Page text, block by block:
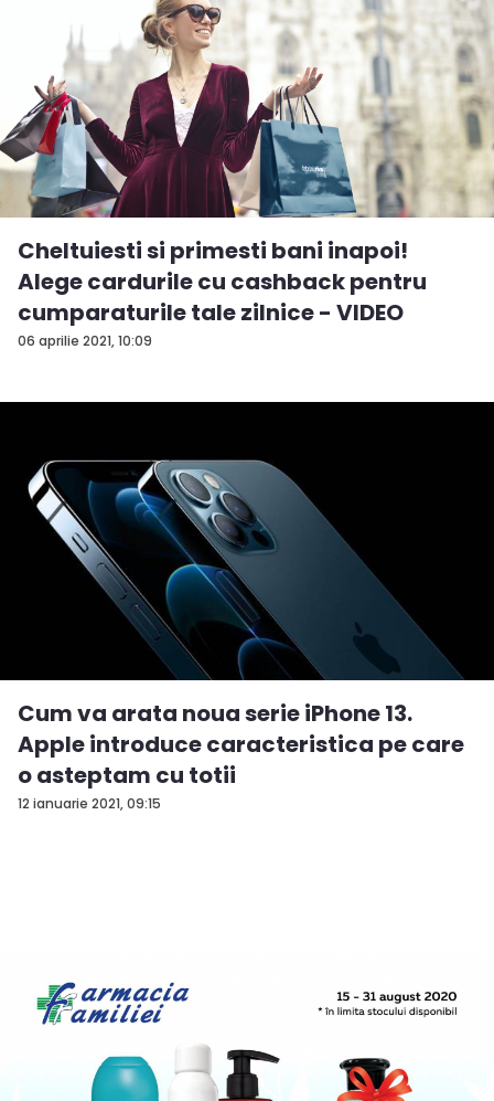
06 aprilie 2021, 10:09
Cheltuiesti si primesti bani inapoi!
Alege cardurile cu cashback pentru
cumparaturile tale zilnice - VIDEO
12 ianuarie 2021, 09:15
Cum va arata noua serie iPhone 13.
Apple introduce caracteristica pe care
o asteptam cu totii